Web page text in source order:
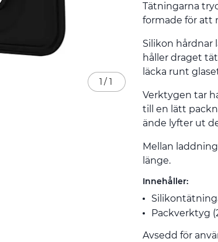
Tätningarna
formade för att
Silikon hårdnar
håller draget
läcka runt
Verktygen tar
till en lätt
ände lyfter ut
Mellan
länge.
Innehåller:
Packverktyg
Avsedd för
1 / 1